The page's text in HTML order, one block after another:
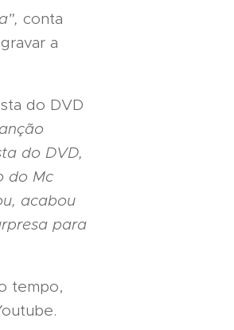
conta
a
do DVD
do DVD,
do Mc
acabou
para
tempo,